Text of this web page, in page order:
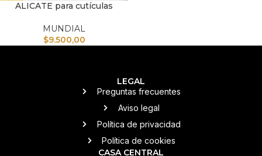
ALICATE para cutículas
MUNDIAL
$9.500,00
LEGAL
Preguntas frecuentes
Aviso legal
Política de privacidad
Política de cookies
CASA CENTRAL